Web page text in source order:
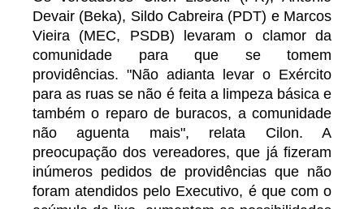
Devair (Beka), Sildo Cabreira (PDT) e Marcos
Vieira (MEC, PSDB) levaram o clamor da
comunidade para que se tomem
providências. "Não adianta levar o Exército
para as ruas se não é feita a limpeza básica e
também o reparo de buracos, a comunidade
não aguenta mais", relata Cilon. A
preocupação dos vereadores, que já fizeram
inúmeros pedidos de providências que não
foram atendidos pelo Executivo, é que com o